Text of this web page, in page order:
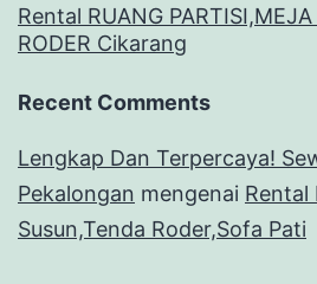
Rental RUANG
RODER Cikarang
Recent Comments
Lengkap Dan Terpercaya!
Pekalongan mengenai Rental
Susun,Tenda Roder,Sofa Pati